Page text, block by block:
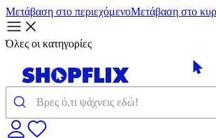
Μετάβαση στο περιεχόμενοΜετάβαση στο
Όλες οι κατηγορίες